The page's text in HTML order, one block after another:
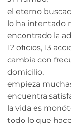
el eterno
lo ha intentado
encontrado la
12 oficios, 13
cambia con
domicilio,
empieza
encuentra
la vida es
todo lo que